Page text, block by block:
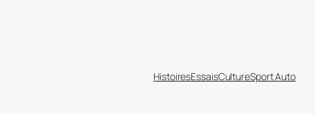
HistoiresEssaisCultureSport Auto